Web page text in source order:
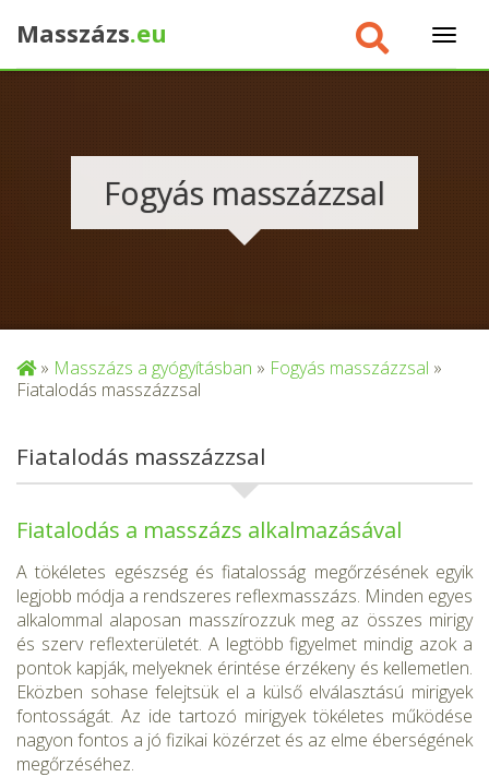
Masszázs.eu
Fogyás masszázzsal
» Masszázs a gyógyításban » Fogyás masszázzsal »
Fiatalodás masszázzsal
Fiatalodás masszázzsal
Fiatalodás a masszázs alkalmazásával
A tökéletes egészség és fiatalosság megőrzésének egyik
legjobb mód­ja a rendszeres reflexmasszázs. Minden egyes
alkalommal alaposan masszírozzuk meg az összes mirigy
és szerv reflexterületét. A legtöbb figyelmet mindig azok a
pontok kapják, melyeknek érintése érzékeny és kellemetlen.
Eközben sohase felejtsük el a külső elválasztású miri­gyek
fontosságát. Az ide tartozó mirigyek tökéletes működése
nagyon fontos a jó fizikai közérzet és az elme éberségének
megőrzéséhez.